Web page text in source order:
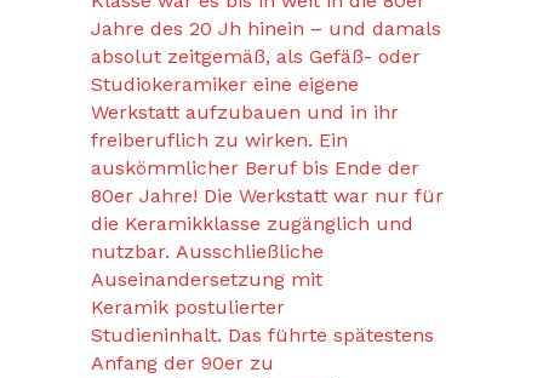
Jahre des 20 Jh hinein – und damals
absolut zeitgemäß, als Gefäß- oder
Studiokeramiker eine eigene
Werkstatt aufzubauen und in ihr
freiberuflich zu wirken. Ein
auskömmlicher Beruf bis Ende der
80er Jahre! Die Werkstatt war nur für
die Keramikklasse zugänglich und
nutzbar. Ausschließliche
Auseinandersetzung mit
Keramik postulierter
Studieninhalt. Das führte spätestens
Anfang der 90er zu